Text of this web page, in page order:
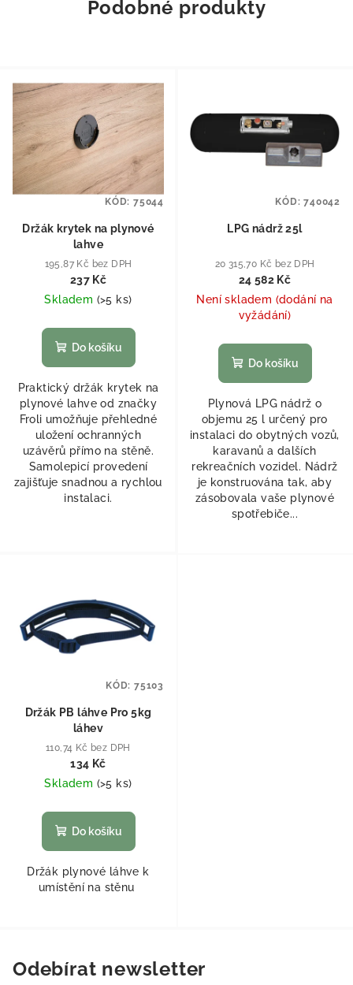
Podobné produkty
Držák krytek na plynové
lahve
195,87 Kč bez DPH
237 Kč
Skladem (>5 ks)
Do košíku
Praktický držák krytek na
plynové lahve od značky
Froli umožňuje přehledné
uložení ochranných
uzávěrů přímo na stěně.
Samolepicí provedení
zajišťuje snadnou a rychlou
instalaci.
KÓD: 75044
LPG nádrž 25l
20 315,70 Kč bez DPH
24 582 Kč
Není skladem (dodání na
vyžádání)
Do košíku
Plynová LPG nádrž o
objemu 25 l určený pro
instalaci do obytných vozů,
karavanů a dalších
rekreačních vozidel. Nádrž
je konstruována tak, aby
zásobovala vaše plynové
spotřebiče...
KÓD:740042
Držák PB láhve Pro 5kg
láhev
110,74 Kč bez DPH
134 Kč
Skladem (>5 ks)
Do košíku
Držák plynové láhve k
umístění na stěnu
KÓD: 75103
Odebírat newsletter